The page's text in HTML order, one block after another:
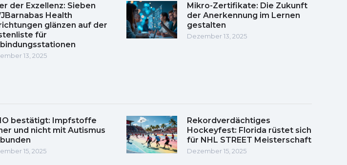
der Exzellenz: Sieben
Health
glänzen auf der
für
13, 2025
Mikro-Zertifikate: Die Zukunft
der Anerkennung im Lernen
gestalten
Dezember 13, 2025
bestätigt: Impfstoffe
und nicht mit Autismus
15, 2025
Rekordverdächtiges
Hockeyfest: Florida rüstet sich
für NHL STREET Meisterschaft
Dezember 15, 2025